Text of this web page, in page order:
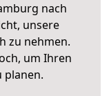
nach
unsere
zu nehmen.
um Ihren
planen.